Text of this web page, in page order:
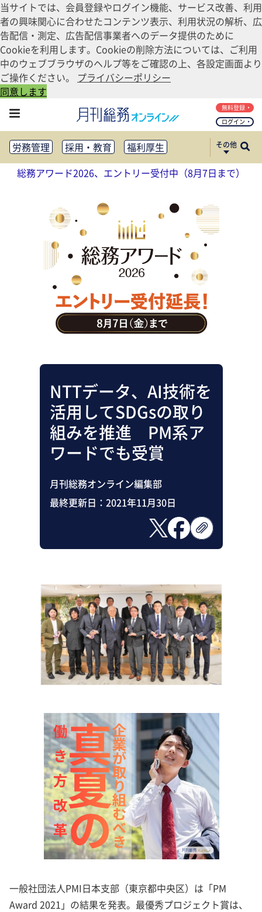
当サイトでは、会員登録やログイン機能、サービス改善、利用
者の興味関心に合わせたコンテンツ表示、利用状況の解析、広
告配信・測定、広告配信事業者へのデータ提供のために
Cookieを利用します。Cookieの削除方法については、ご利用
中のウェブブラウザのヘルプ等をご確認の上、各設定画面より
ご操作ください。 プライバシーポリシー
同意します
ログイン
無料登録
労務管理 採用・教育
福利厚生
健康経営
働き方改革
法務・コンプライアンス
リスクマネジメント・BCP
社外・社内広報
社外・社内コミュニケーション活性化
FM・オフィス移転
CSR・SDGs
テクノロジー活用・DX
助成金・補助金・コスト削減
アウトソーシング・BPO
調査・レポート
その他
総務アワード2026、エントリー受付中（8月7日まで）
NTTデータ、AI技術を
活用してSDGsの取り
組みを推進 PM系ア
ワードでも受賞
月刊総務オンライン編集部
最終更新日： 2021年11月30日
一般社団法人PMI日本支部（東京都中央区）は「PM
Award 2021」の結果を発表。最優秀プロジェクト賞は、